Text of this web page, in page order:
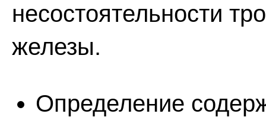
несостоятельности
железы.
Определение